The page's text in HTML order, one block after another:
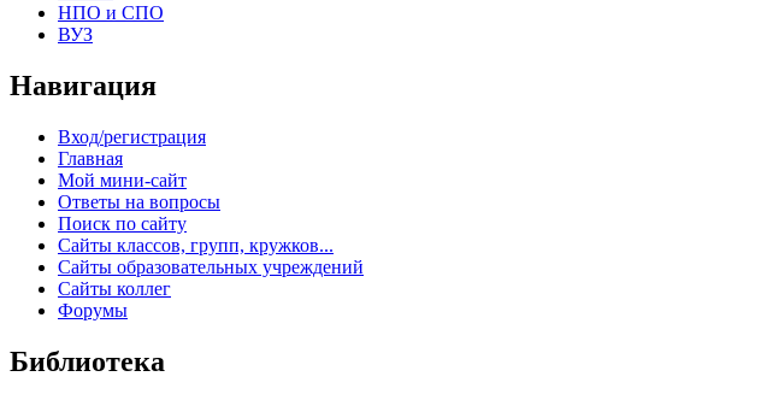
НПО и СПО
ВУЗ
Навигация
Вход/регистрация
Главная
Мой мини-сайт
Ответы на вопросы
Поиск по сайту
Сайты классов, групп, кружков...
Сайты образовательных учреждений
Сайты коллег
Форумы
Библиотека